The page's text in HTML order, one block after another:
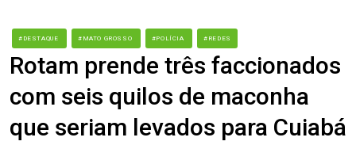
#DESTAQUE #MATO GROSSO #POLÍCIA #REDES
Rotam prende três faccionados
com seis quilos de maconha
que seriam levados para Cuiabá